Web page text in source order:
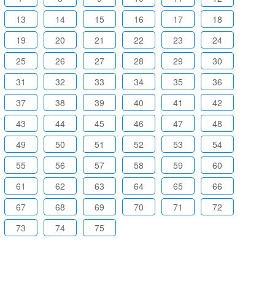
13
14 15 16 17
18
19
20 21 22 23
24
25
26 27 28 29
30
31
32 33 34 35
36
37
38 39 40 41
42
43
44 45 46 47
48
49
50 51 52 53
54
55
56 57 58 59
60
61
62 63 64 65
66
67
68 69 70 71
72
73
74 75